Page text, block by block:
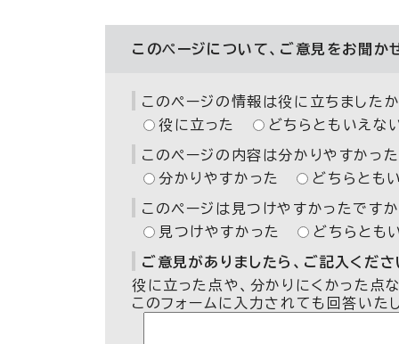
このページについて、ご意見をお聞か
このページの情報は役に立ちましたか
役に立った
どちらともいえな
このページの内容は分かりやすかっ
分かりやすかった
どちらとも
このページは見つけやすかったですか
見つけやすかった
どちらとも
ご意見がありましたら、ご記入くだ
役に立った点や、分かりにくかった点
このフォームに入力されても回答いた